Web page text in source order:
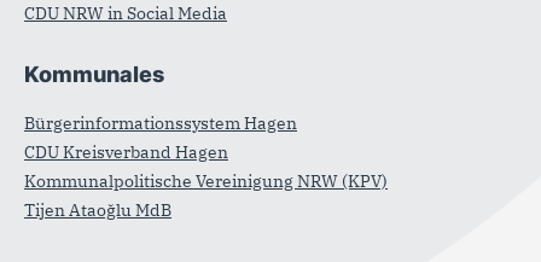
CDU NRW in Social Media
Kommunales
Bürgerinformationssystem Hagen
CDU Kreisverband Hagen
Kommunalpolitische Vereinigung NRW (KPV)
Tijen Ataoğlu MdB